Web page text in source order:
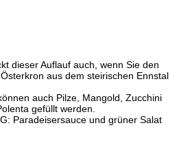
dieser Auflauf auch, wenn Sie den
aus dem steirischen Ennstal
auch Pilze, Mangold, Zucchini
gefüllt werden.
Paradeisersauce und grüner Salat